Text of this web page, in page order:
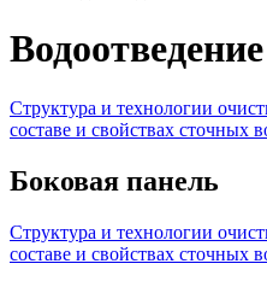
Водоотведение
Структура и технологии
составе и свойствах сточных
Боковая панель
Структура и технологии
составе и свойствах сточных